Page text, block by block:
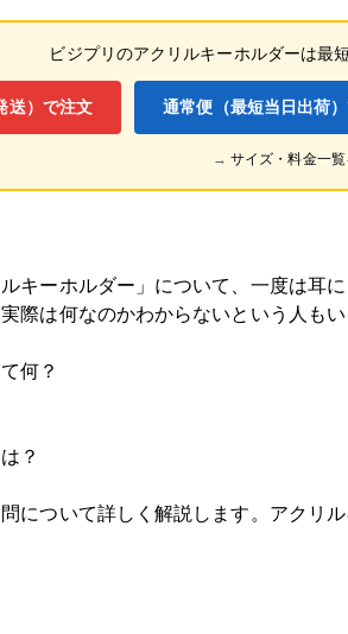
ビジプリのアクリルキーホルダーは最
送）で注文 通常便（最短当日出荷
→サイズ・料金一覧
キーホルダー」について、一度は耳
際は何なのかわからないという人もい
何？
？
について詳しく解説します。アクリ